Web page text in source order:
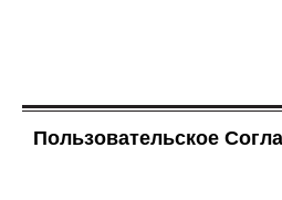
Пользовательское